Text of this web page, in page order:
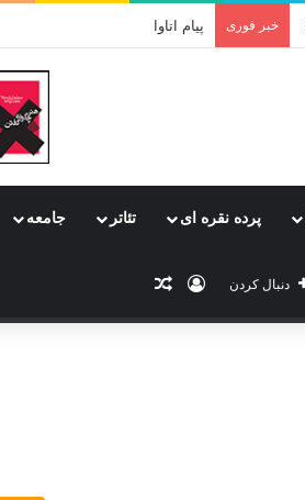
خبر فوری جامی که قرار بود جشن باشد
پرده نقره ای تئاتر جامعه
دنبال کردن ورود